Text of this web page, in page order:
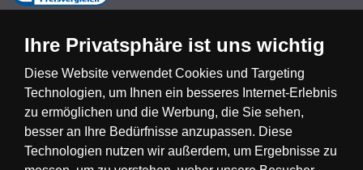
Česká republika Slovensko Deutschland
Magyarország Österreich België
Ihre Privatsphäre ist uns wichtig
Diese Website verwendet Cookies und Targeting
Technologien, um Ihnen ein besseres Internet-Erlebnis
zu ermöglichen und die Werbung, die Sie sehen,
besser an Ihre Bedürfnisse anzupassen. Diese
Technologien nutzen wir außerdem, um Ergebnisse zu